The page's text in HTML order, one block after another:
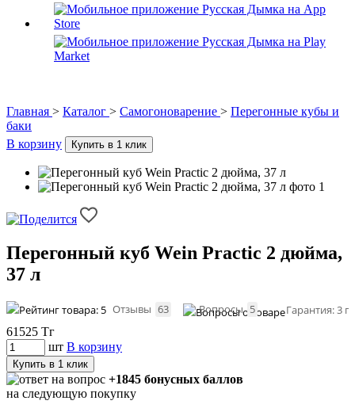
Главная > Каталог > Самогоноварение > Перегонные кубы и
баки
В корзину
Купить в 1 клик
Перегонный куб Wein Practic 2 дюйма,
37 л
Отзывы 63 Вопросы 5 Гарантия: 3
61525 Тг
шт В корзину
Купить в 1 клик
+1845 бонусных баллов
на следующую покупку